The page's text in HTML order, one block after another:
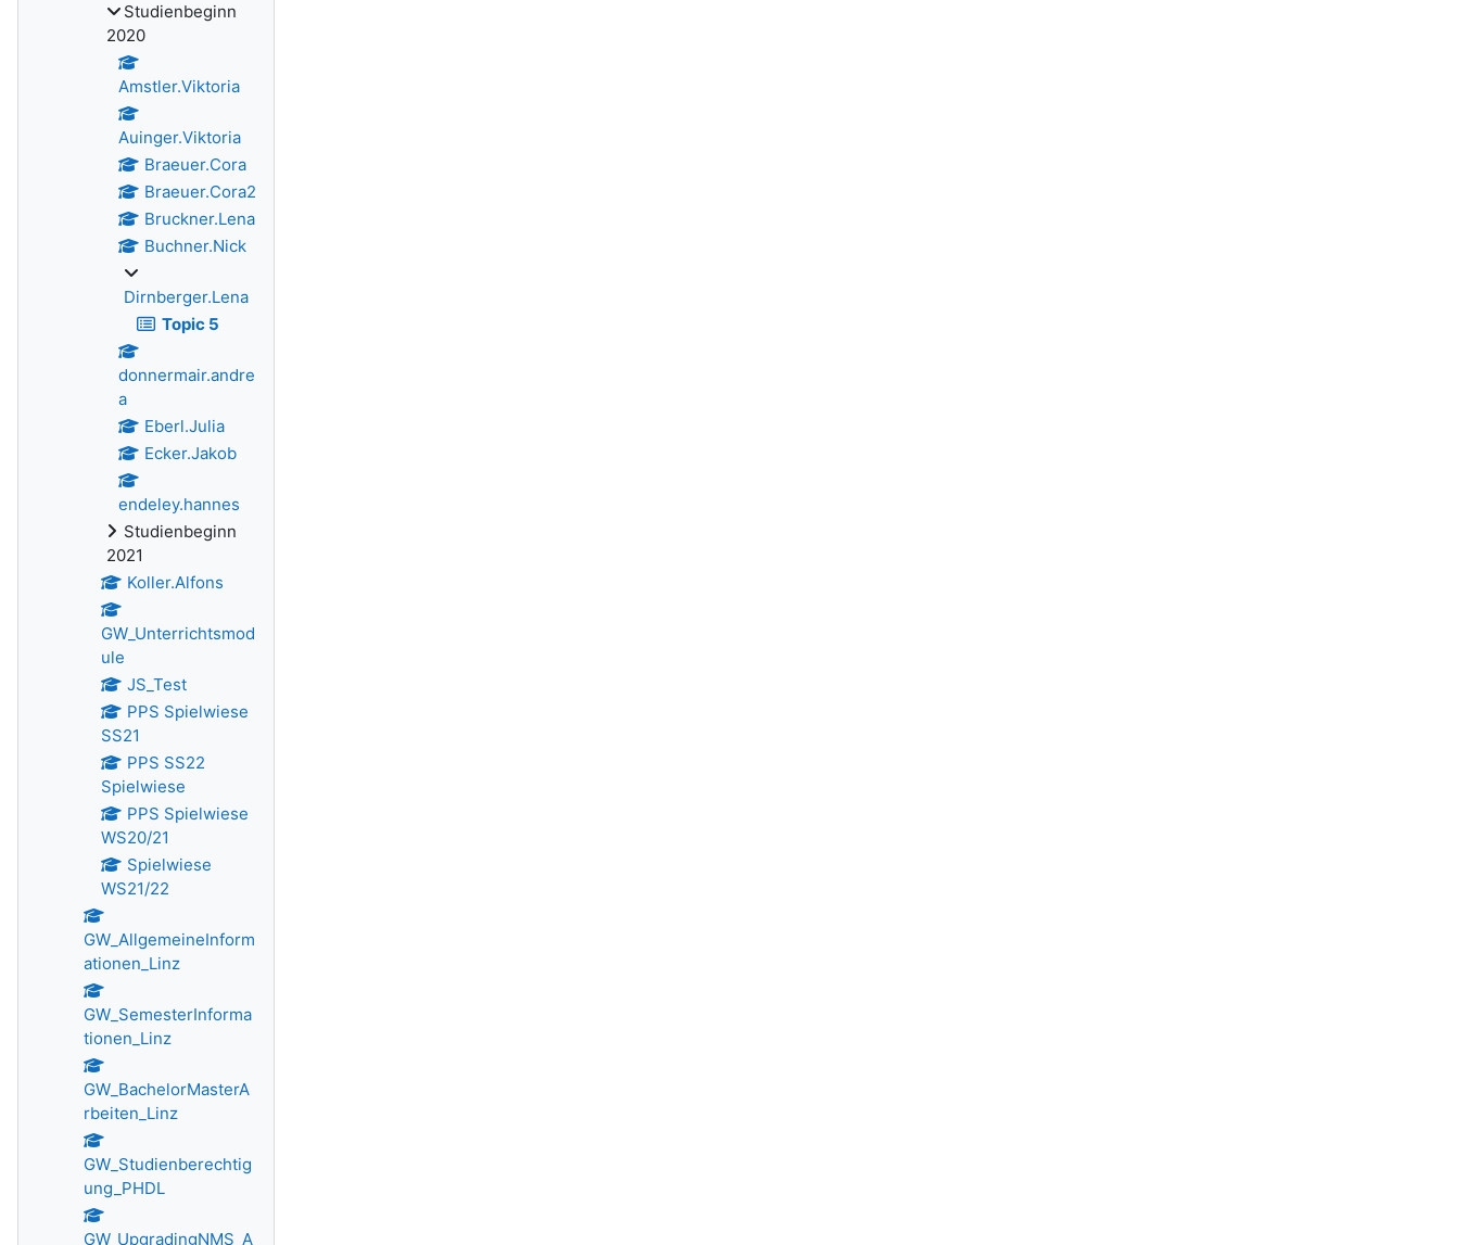
Studienbeginn
2020
Amstler.Viktoria
Auinger.Viktoria
Braeuer.Cora
Braeuer.Cora2
Bruckner.Lena
Buchner.Nick
Dirnberger.Lena
Topic 5
donnermair.andre
a
Eberl.Julia
Ecker.Jakob
endeley.hannes
Studienbeginn
2021
Koller.Alfons
GW_Unterrichtsmod
ule
JS_Test
PPS Spielwiese
SS21
PPS SS22
Spielwiese
PPS Spielwiese
WS20/21
Spielwiese
WS21/22
GW_AllgemeineInform
ationen_Linz
GW_SemesterInforma
tionen_Linz
GW_BachelorMasterA
rbeiten_Linz
GW_Studienberechtig
ung_PHDL
GW_UpgradingNMS_A